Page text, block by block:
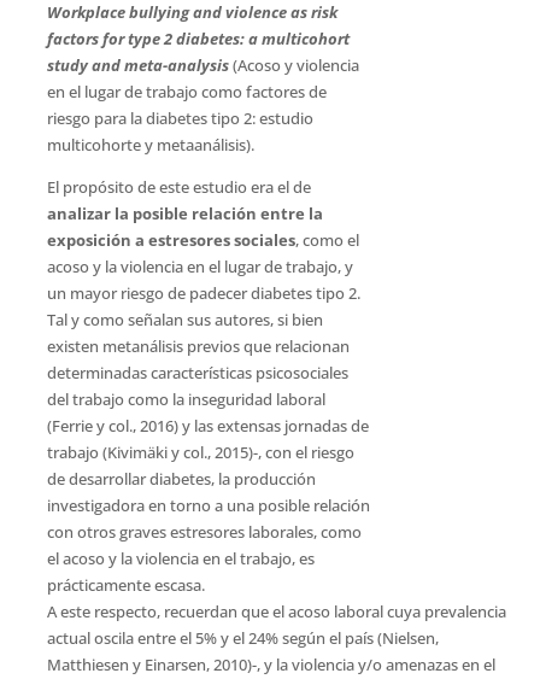
Workplace bullying and violence as risk
factors for type 2 diabetes: a multicohort
study and meta-analysis(Acoso y violencia
en el lugar de trabajo como factores de
riesgo para la diabetes tipo 2: estudio
multicohorte y metaanálisis).
El propósito de este estudio era el de
analizar la posible relación entre la
exposición a estresores sociales, como el
acoso y la violencia en el lugar de trabajo, y
un mayor riesgo de padecer diabetes tipo 2.
Tal y como señalan sus autores, si bien
existen metanálisis previos que relacionan
determinadas características psicosociales
del trabajo como la inseguridad laboral
(Ferrie y col., 2016) y las extensas jornadas de
trabajo (Kivimäki y col., 2015)-, con el riesgo
de desarrollar diabetes, la producción
investigadora en torno a una posible relación
con otros graves estresores laborales, como
el acoso y la violencia en el trabajo, es
prácticamente escasa.
A este respecto, recuerdan que el acoso laboral cuya prevalencia
actual oscila entre el 5% y el 24% según el país (Nielsen,
Matthiesen y Einarsen, 2010)-, y la violencia y/o amenazas en el